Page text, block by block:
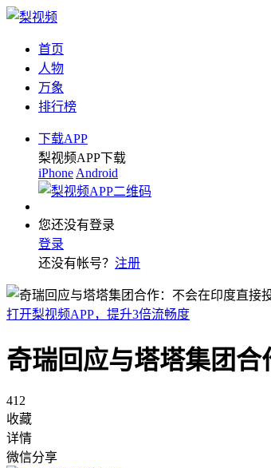
首页
人物
万象
排行榜
下载APP
梨视频APP下载
iPhone Android
您还没有登录
登录
还没有帐号？ 注册
打开梨视频APP，提升3倍流畅度
奇瑞回应与塔塔集团
412
收藏
详情
微信分享